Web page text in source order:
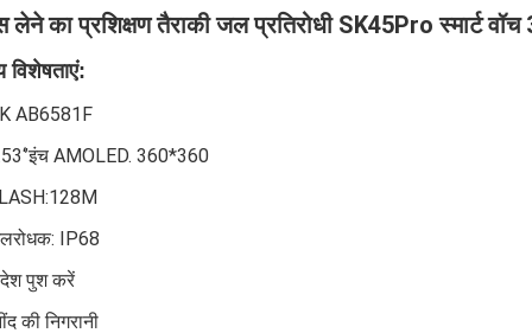
लेने का प्रशिक्षण तैराकी जल प्रतिरोधी SK45Pro स्मार्ट
विशेषताएं:
AB6581F
AMOLED. 360*360
IP68
पुश करें
की निगरानी